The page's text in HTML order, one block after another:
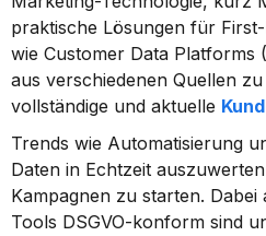
praktische Lösungen für
wie Customer Data Platforms
aus verschiedenen Quellen
vollständige und aktuelle
Trends wie Automatisierung
Daten in Echtzeit
Kampagnen zu starten. Dabei
Tools DSGVO-konform sind